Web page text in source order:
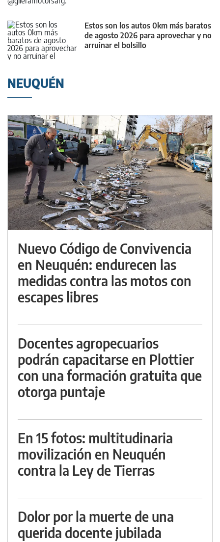
Estos son los autos 0km más baratos
de agosto 2026 para aprovechar y no
arruinar el bolsillo
NEUQUÉN
Nuevo Código de Convivencia
en Neuquén: endurecen las
medidas contra las motos con
escapes libres
Docentes agropecuarios
podrán capacitarse en Plottier
con una formación gratuita que
otorga puntaje
En 15 fotos: multitudinaria
movilización en Neuquén
contra la Ley de Tierras
Dolor por la muerte de una
querida docente jubilada